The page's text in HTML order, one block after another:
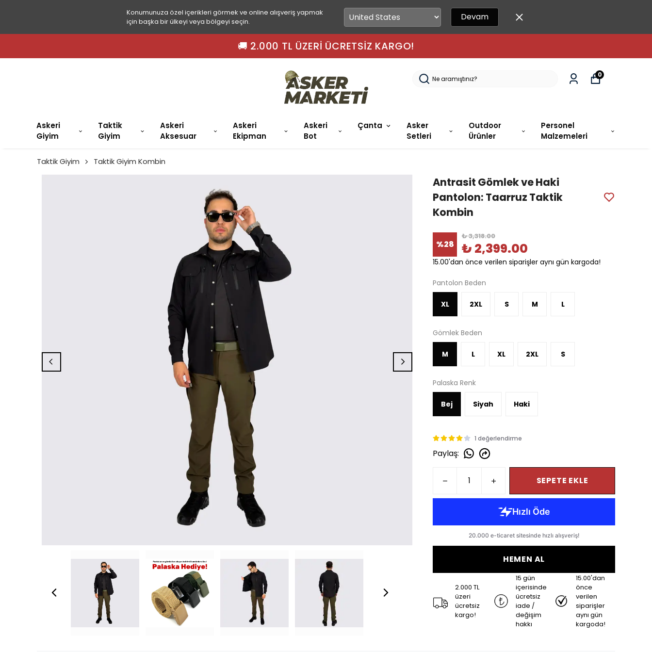
Konumunuza özel içerikleri görmek ve online alışveriş yapmak
için başka bir ülkeyi veya bölgeyi seçin.
Devam
🚀 15.00'A KADAR SIPARIŞLER AYNI GÜN KARGODA!
Askeri
Giyim
Taktik
Giyim
Askeri
Aksesuar
Askeri
Ekipman
Askeri
Bot
Çanta
Asker
Setleri
Outdoor
Ürünler
Personel
Malzemeleri
0
Taktik Giyim Taktik Giyim Kombin
Antrasit Gömlek ve Haki
Pantolon: Taarruz Taktik
Kombin
%28
₺ 3,318.00
₺ 2,399.00
15.00'dan önce verilen siparişler aynı gün kargoda!
Pantolon Beden
XL 2XL S M L
Gömlek Beden
M L XL 2XL S
Palaska Renk
Bej Siyah Haki
1 değerlendirme
Paylaş:
SEPETE EKLE
HEMEN AL
2.000 TL
üzeri
ücretsiz
kargo!
15 gün
içerisinde
ücretsiz
iade /
değişim
hakkı
15.00'dan
önce
verilen
siparişler
aynı gün
kargoda!